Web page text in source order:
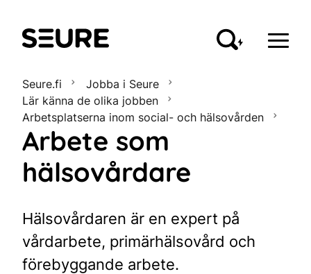
Seure
Seure.fi
Jobba i Seure
Lär känna de olika jobben
Arbetsplatserna inom social- och hälsovården
Arbete som
hälsovårdare
Hälsovårdaren är en expert på
vårdarbete, primärhälsovård och
förebyggande arbete.